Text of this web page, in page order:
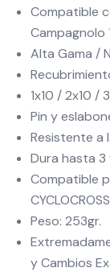
Compatible
Campagnolo
Alta Gama /
1x10 / 2x10 /
Pin y
Resistente a
Dura hasta 3
Compatible
Peso: 253gr.
y Cambios